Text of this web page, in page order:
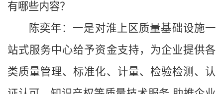
有哪些内容？
陈奕年：一是对淮上区质量基础设施一
站式服务中心给予资金支持，为企业提供各
类质量管理、标准化、计量、检验检测、认